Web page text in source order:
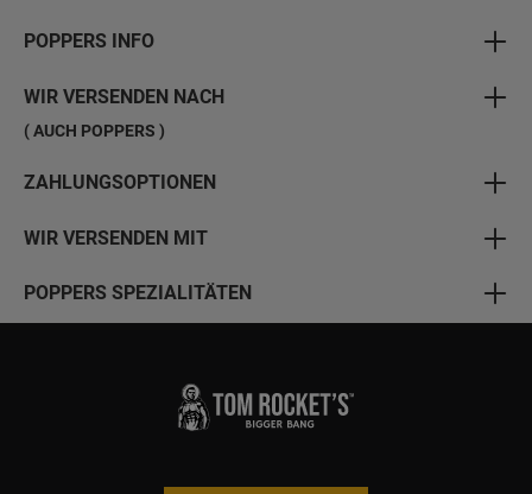
POPPERS INFO
WIR VERSENDEN NACH
( AUCH POPPERS )
ZAHLUNGSOPTIONEN
WIR VERSENDEN MIT
POPPERS SPEZIALITÄTEN